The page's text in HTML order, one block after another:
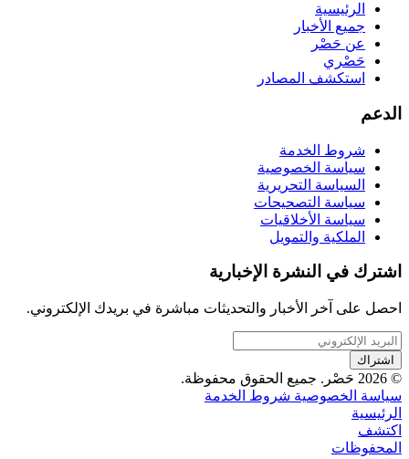
الرئيسية
جميع الأخبار
عن حَصْر
حَصْري
استكشف المصادر
الدعم
شروط الخدمة
سياسة الخصوصية
السياسة التحريرية
سياسة التصحيحات
سياسة الأخلاقيات
الملكية والتمويل
اشترك في النشرة الإخبارية
احصل على آخر الأخبار والتحديثات مباشرة في بريدك الإلكتروني.
اشتراك
© 2026 حَصْر. جميع الحقوق محفوظة.
سياسة الخصوصية شروط الخدمة
الرئيسية
اكتشف
المحفوظات